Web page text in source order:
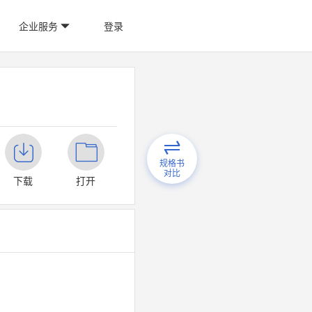
企业服务 登录
下载 打开
规格书
对比